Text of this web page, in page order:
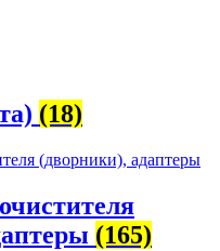
(18)
(165)